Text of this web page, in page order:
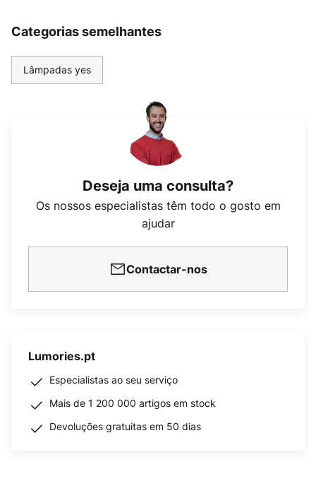
Categorias semelhantes
Lâmpadas yes
Deseja uma consulta?
Os nossos especialistas têm todo o gosto em
ajudar
Contactar-nos
Lumories.pt
Especialistas ao seu serviço
Mais de 1 200 000 artigos em stock
Devoluções gratuitas em 50 dias